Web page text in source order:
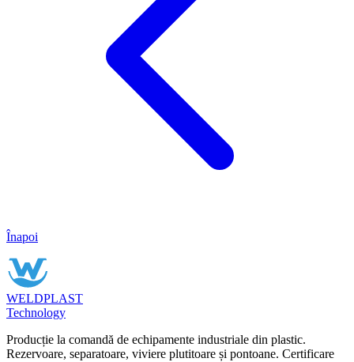
Înapoi
WELDPLAST
Technology
Producție la comandă de echipamente industriale din plastic.
Rezervoare, separatoare, viviere plutitoare și pontoane. Certificare